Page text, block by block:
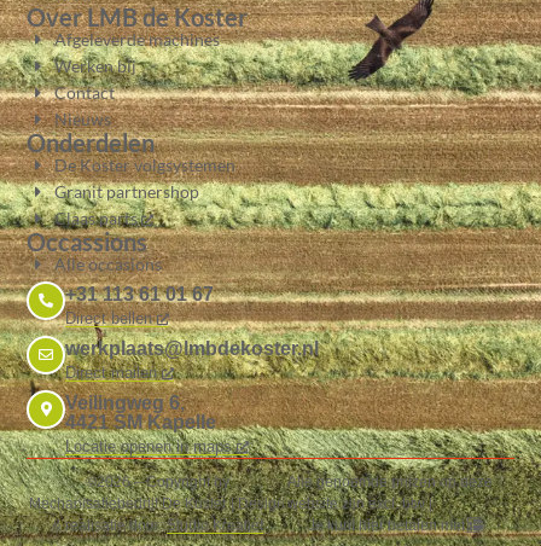
Over LMB de Koster
Afgeleverde machines
Werken bij
Contact
Nieuws
Onderdelen
De Koster volgsystemen
Granit partnershop
Claas parts
Occassions
Alle occasions
+31 113 61 01 67
Direct bellen
werkplaats@lmbdekoster.nl
Direct mailen
Veilingweg 6,
4421 SM Kapelle
Locatie openen in maps
©2026 – Copyright by
Mechanisatiebedrijf De Koster| Design
& realisatie door:Studio Kreatief
Alle genoemde prijzen op deze
website zijn excl. btw|
Je kunt hier betalen met